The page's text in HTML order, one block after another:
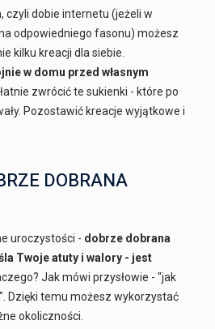
czyli dobie internetu (jeżeli w
odpowiedniego fasonu) możesz
kilku kreacji dla siebie.
w domu przed własnym
zwrócić te sukienki - które po
Pozostawić kreacje wyjątkowe i
DOBRANA
uroczystości - dobrze dobrana
Twoje atuty i walory - jest
Jak mówi przysłowie - "jak
Dzięki temu możesz wykorzystać
okoliczności.